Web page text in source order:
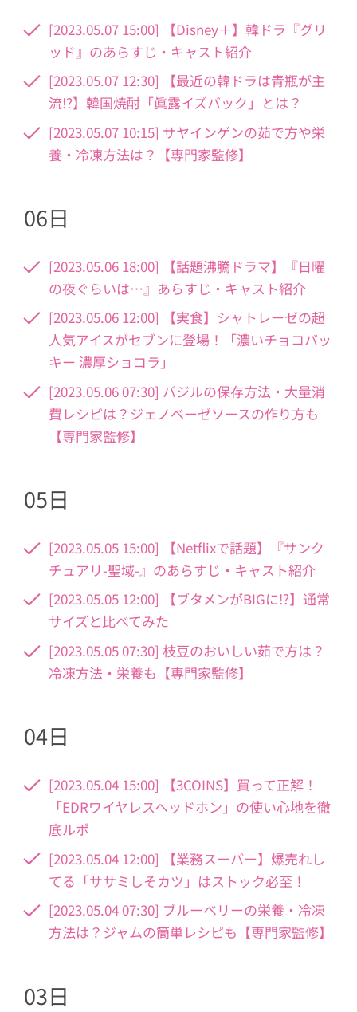
[2023.05.07 15:00] 【Disney＋】韓ドラ『グリ
ッド』のあらすじ・キャスト紹介
[2023.05.07 12:30] 【最近の韓ドラは青瓶が主
流!?】韓国焼酎「眞露イズバック」とは？
[2023.05.07 10:15] サヤインゲンの茹で方や栄
養・冷凍方法は？【専門家監修】
06日
[2023.05.06 18:00] 【話題沸騰ドラマ】『日曜
の夜ぐらいは…』あらすじ・キャスト紹介
[2023.05.06 12:00] 【実食】シャトレーゼの超
人気アイスがセブンに登場！「濃いチョコバッ
キー 濃厚ショコラ」
[2023.05.06 07:30] バジルの保存方法・大量消
費レシピは？ジェノベーゼソースの作り方も
【専門家監修】
05日
[2023.05.05 15:00] 【Netflixで話題】『サンク
チュアリ-聖域-』のあらすじ・キャスト紹介
[2023.05.05 12:00] 【ブタメンがBIGに!?】通常
サイズと比べてみた
[2023.05.05 07:30] 枝豆のおいしい茹で方は？
冷凍方法・栄養も【専門家監修】
04日
[2023.05.04 15:00] 【3COINS】買って正解！
「EDRワイヤレスヘッドホン」の使い心地を徹
底ルポ
[2023.05.04 12:00] 【業務スーパー】爆売れし
てる「ササミしそカツ」はストック必至！
[2023.05.04 07:30] ブルーベリーの栄養・冷凍
方法は？ジャムの簡単レシピも【専門家監修】
03日